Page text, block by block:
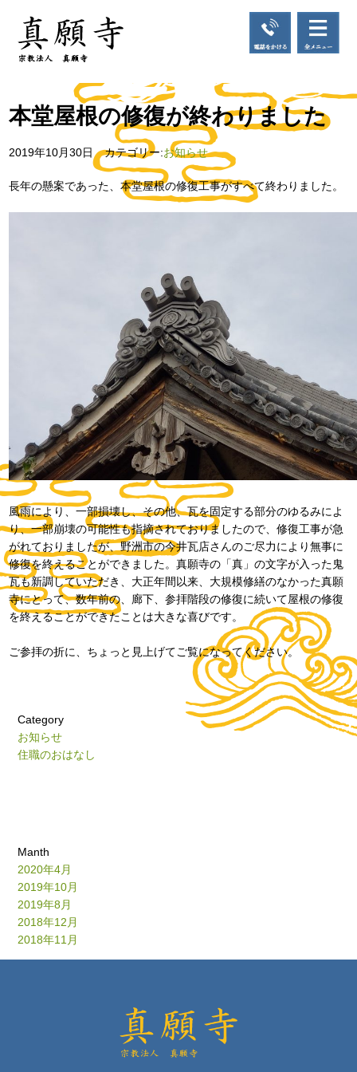
本堂屋根の修復が終わりました
2019年10月30日 カテゴリー:お知らせ
長年の懸案であった、本堂屋根の修復工事がすべて終わりました。
風雨により、一部損壊し、その他、瓦を固定する部分のゆるみによ
り、一部崩壊の可能性も指摘されておりましたので、修復工事が急
がれておりましたが、野洲市の今井瓦店さんのご尽力により無事に
修復を終えることができました。真願寺の「真」の文字が入った鬼
瓦も新調していただき、大正年間以来、大規模修繕のなかった真願
寺にとって、数年前の、廊下、参拝階段の修復に続いて屋根の修復
を終えることができたことは大きな喜びです。
ご参拝の折に、ちょっと見上げてご覧になってください。
Category
お知らせ
住職のおはなし
Manth
2020年4月
2019年10月
2019年8月
2018年12月
2018年11月